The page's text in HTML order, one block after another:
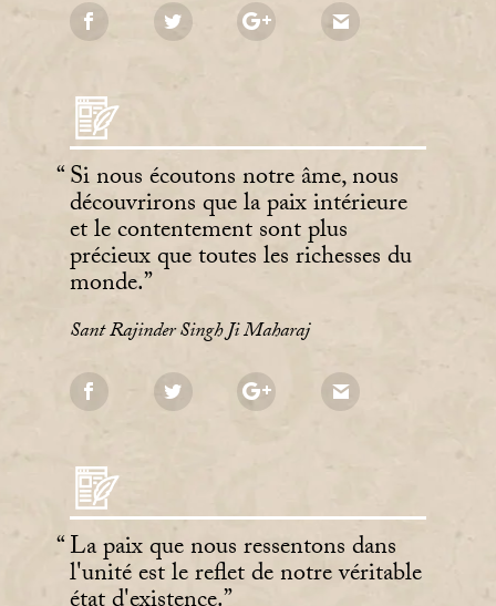
Si nous écoutons notre âme, nous
découvrirons que la paix intérieure
et le contentement sont plus
précieux que toutes les richesses du
monde.
Sant Rajinder Singh Ji Maharaj
La paix que nous ressentons dans
l'unité est le reflet de notre véritable